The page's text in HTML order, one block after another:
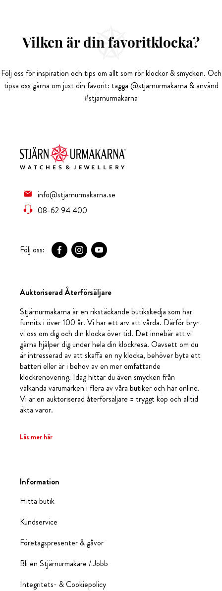
Vilken är din favoritklocka?
Följ oss för inspiration och tips om allt som rör klockor & smycken. Och
tipsa oss gärna om just din favorit: tagga @stjarnurmakarna & använd
#stjarnurmakarna
info@stjarnurmakarna.se
08-62 94 400
Följ oss:
Auktoriserad Återförsäljare
Stjärnurmakarna är en rikstäckande butikskedja som har
funnits i över 100 år. Vi har ett arv att vårda. Därför bryr
vi oss om dig och din klocka över tid. Det innebär att vi
gärna hjälper dig under hela din klockresa. Oavsett om du
är intresserad av att skaffa en ny klocka, behöver byta ett
batteri eller är i behov av en mer omfattande
klockrenovering. Idag hittar du även smycken från
välkända varumärken i flera av våra butiker och här online.
Vi är en auktoriserad återförsäljare = tryggt köp och alltid
äkta varor.
Läs mer här
Information
Hitta butik
Kundservice
Företagspresenter & gåvor
Bli en Stjärnurmakare / Jobb
Integritets- & Cookiepolicy